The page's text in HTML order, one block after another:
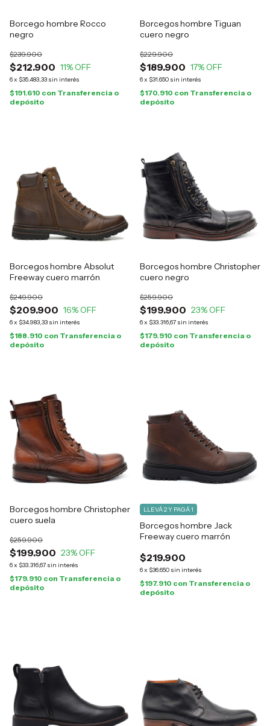
Borcego hombre Rocco
negro
$212.900
$239.900
11% OFF
6x $35.483,33 sin interés
$191.610 con Transferencia o
depósito
Borcegos hombre Tiguan
cuero negro
$189.900
$229.900
17% OFF
6x $31.650 sin interés
$170.910 con Transferencia o
depósito
Borcegos hombre Absolut
Freeway cuero marrón
$209.900
$249.900
16% OFF
6x $34.983,33 sin interés
$188.910 con Transferencia o
depósito
Borcegos hombre Christopher
cuero negro
$199.900
$259.900
23% OFF
6x $33.316,67 sin interés
$179.910 con Transferencia o
depósito
Borcegos hombre Christopher
cuero suela
$199.900
$259.900
23% OFF
6x $33.316,67 sin interés
$179.910 con Transferencia o
depósito
Borcegos hombre Jack
Freeway cuero marrón
$219.900
6x $36.650 sin interés
LLEVÁ 2 Y PAGÁ 1
$197.910 con Transferencia o
depósito